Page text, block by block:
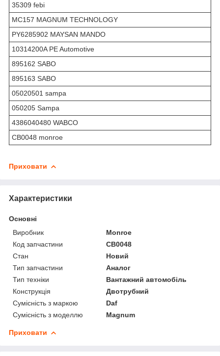
35309 febi
MC157 MAGNUM TECHNOLOGY
PY6285902 MAYSAN MANDO
10314200A PE Automotive
895162 SABO
895163 SABO
05020501 sampa
050205 Sampa
4386040480 WABCO
CB0048 monroe
Приховати
Характеристики
Основні
Виробник
Monroe
Код запчастини
CB0048
Стан
Новий
Тип запчастини
Аналог
Тип техніки
Вантажний автомобіль
Конструкція
Двотрубний
Сумісність з маркою
Daf
Сумісність з моделлю
Magnum
Приховати